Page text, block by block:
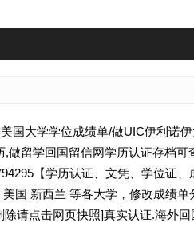
国大学学位成绩单/做UIC伊利诺
,做留学回国留信网学历认证存档可
【学历认证、文凭、学位证
国 新西兰 等各大学，修改成绩单
除请点击网页快照]真实认证.海外